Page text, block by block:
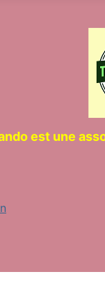
est une